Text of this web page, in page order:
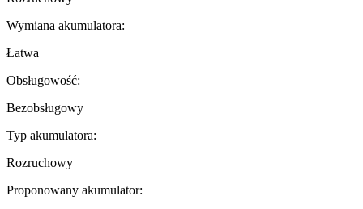
Wymiana akumulatora:
Łatwa
Obsługowość:
Bezobsługowy
Typ akumulatora:
Rozruchowy
Proponowany akumulator: